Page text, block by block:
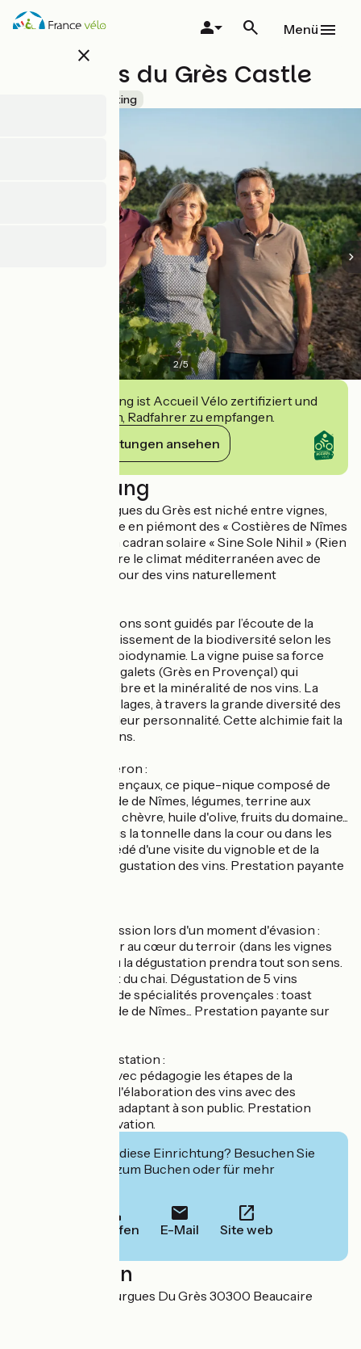
Direkt
zum
close
Menü
Mourgues du Grès Castle
Tasting
2/5
Diese Einrichtung ist Accueil Vélo zertifiziert und
verpflichtet sich, Radfahrer zu empfangen.
Ihre Verpflichtungen ansehen
Beschreibung
Le Château Mourgues du Grès est niché entre vignes,
vergers et garrigue en piémont des « Costières de Nîmes
». La devise de son cadran solaire « Sine Sole Nihil » (Rien
Sans Soleil) célèbre le climat méditerranéen avec de
belles maturités pour des vins naturellement
Nos gestes vignerons sont guidés par l’écoute de la
nature et l’épanouissement de la biodiversité selon les
fondements de la biodynamie. La vigne puise sa force
dans ce terroir de galets (Grès en Provençal) qui
contribue à l’équilibre et la minéralité de nos vins. La
magie des assemblages, à travers la grande diversité des
cépages, sublime leur personnalité. Cette alchimie fait la
richesse de nos vins.
Pique-nique vigneron :
Aux accents provençaux, ce pique-nique composé de
tapenade, brandade de Nîmes, légumes, terrine aux
olives, fromage de chèvre, huile d'olive, fruits du domaine...
est à déguster sous la tonnelle dans la cour ou dans les
vignes. Il est précédé d'une visite du vignoble et de la
cave puis d'une dégustation des vins. Prestation payante
Partagez notre passion lors d'un moment d'évasion :
laissez-vous guider au cœur du terroir (dans les vignes
selon la météo) où la dégustation prendra tout son sens.
Visite de la cave et du chai. Dégustation de 5 vins
accompagnée de de spécialités provençales : toast
tapenade, brandade de Nîmes... Prestation payante sur
Initiation à la dégustation :
On vous dévoile avec pédagogie les étapes de la
dégustation et de l'élaboration des vins avec des
thématiques, en s'adaptant à son public. Prestation
payante sur réservation.
Interessiert Sie diese Einrichtung? Besuchen Sie
deren Website zum Buchen oder für mehr
Anrufen E-Mail Site web
Localisation
1055, Chemin Mourgues Du Grès 30300 Beaucaire